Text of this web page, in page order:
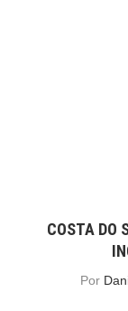
COSTA DO
Por